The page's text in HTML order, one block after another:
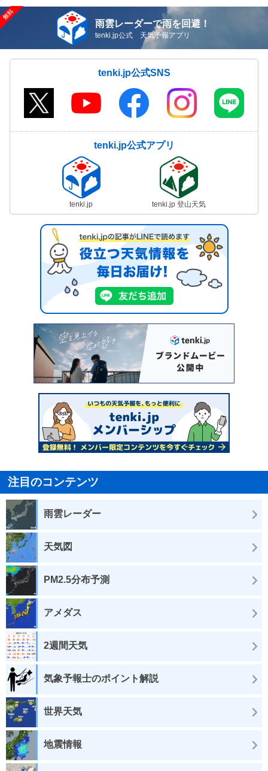
雨雲レーダーで雨を回避！
tenki.jp公式 天気予報アプリ
tenki.jp公式SNS
tenki.jp公式アプリ
tenki.jp tenki.jp 登山天気
注目のコンテンツ
雨雲レーダー
天気図
PM2.5分布予測
アメダス
2週間天気
気象予報士のポイント解説
世界天気
地震情報